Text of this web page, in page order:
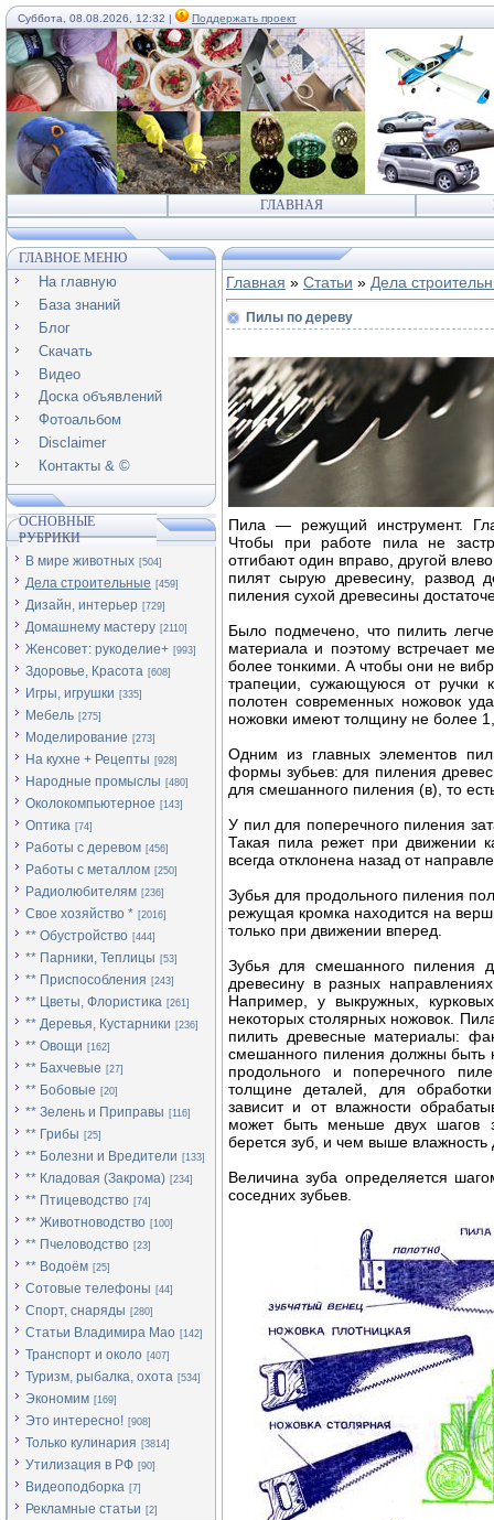
Суббота, 08.08.2026, 12:32 | Поддержать проект
ГЛАВНАЯ
ГЛАВНОЕ МЕНЮ
На главную
База знаний
Блог
Скачать
Видео
Доска объявлений
Фотоальбом
Disclaimer
Контакты & ©
ОСНОВНЫЕ
РУБРИКИ
В мире животных [504]
Дела строительные [459]
Дизайн, интерьер [729]
Домашнему мастеру [2110]
Женсовет: рукоделие+ [993]
Здоровье, Красота [608]
Игры, игрушки [335]
Мебель [275]
Моделирование [273]
На кухне + Рецепты [928]
Народные промыслы [480]
Околокомпьютерное [143]
Оптика [74]
Работы с деревом [456]
Работы с металлом [250]
Радиолюбителям [236]
Свое хозяйство * [2016]
** Обустройство [444]
** Парники, Теплицы [53]
** Приспособления [243]
** Цветы, Флористика [261]
** Деревья, Кустарники [236]
** Овощи [162]
** Бахчевые [27]
** Бобовые [20]
** Зелень и Приправы [116]
** Грибы [25]
** Болезни и Вредители [133]
** Кладовая (Закрома) [234]
** Птицеводство [74]
** Животноводство [100]
** Пчеловодство [23]
** Водоём [25]
Сотовые телефоны [44]
Спорт, снаряды [280]
Статьи Владимира Мао [142]
Транспорт и около [407]
Туризм, рыбалка, охота [534]
Экономим [169]
Это интересно! [908]
Только кулинария [3814]
Утилизация в РФ [90]
Видеоподборка [7]
Рекламные статьи [2]
Главная » Статьи » Дела
Пилы по дереву
Пила — режущий инструмент.
Чтобы при работе пила не
отгибают один вправо, другой
пилят сырую древесину,
пиления сухой древесины
Было подмечено, что пилить
материала и поэтому встречает
более тонкими. А чтобы они не
трапеции, сужающуюся от ручки
полотен современных ножовок
ножовки имеют толщину не более
Одним из главных элементов
формы зубьев: для пиления
для смешанного пиления (в), то
У пил для поперечного пиления
Такая пила режет при движении
всегда отклонена назад от
Зубья для продольного пиления
режущая кромка находится на
только при движении вперед.
Зубья для смешанного пиления
древесину в разных
Например, у выкружных,
некоторых столярных ножовок.
пилить древесные материалы:
смешанного пиления должны быть
продольного и поперечного
толщине деталей, для
зависит и от влажности
может быть меньше двух шагов
берется зуб, и чем выше
Величина зуба определяется
соседних зубьев.